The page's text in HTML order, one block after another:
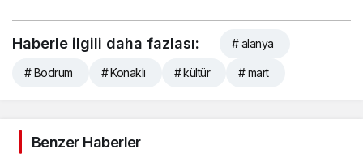
Haberle ilgili daha fazlası: # alanya
# Bodrum # Konaklı # kültür # mart
Benzer Haberler